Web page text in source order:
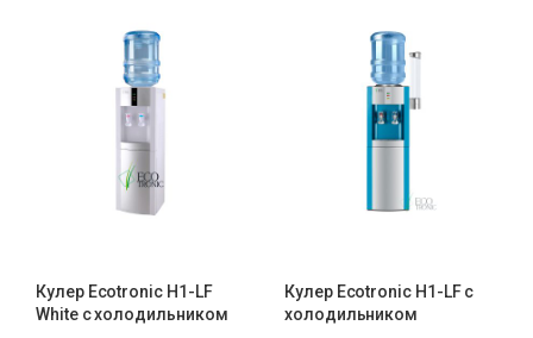
Кулер Ecotronic H1-LF
White с холодильником
Кулер Ecotronic H1-LF с
холодильником